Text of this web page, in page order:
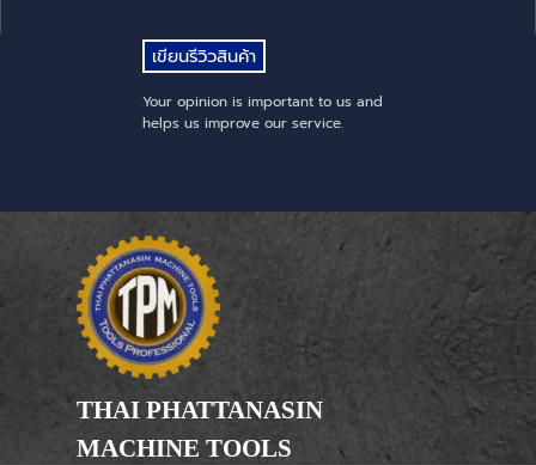
Your opinion is important to us and
helps us improve our service.
THAI PHATTANASIN
MACHINE TOOLS